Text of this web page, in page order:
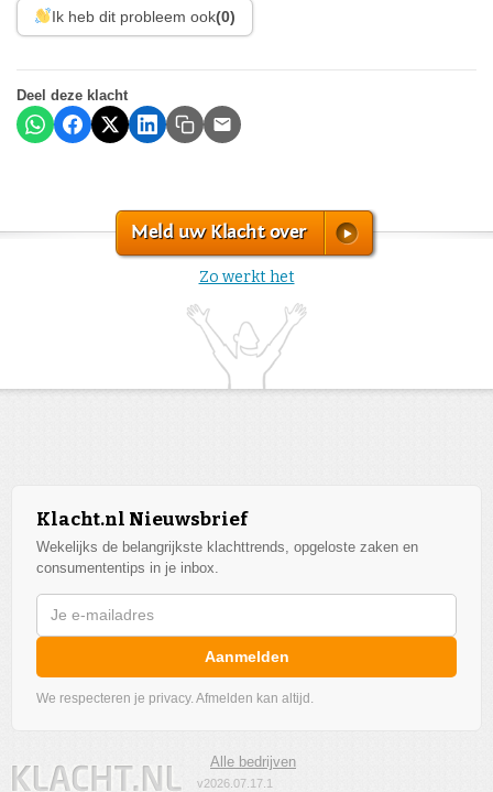
Ik heb dit probleem ook(0)
Deel deze klacht
Meld uw Klacht over
Zo werkt het
Klacht.nl Nieuwsbrief
Wekelijks de belangrijkste klachttrends, opgeloste zaken en
consumententips in je inbox.
Aanmelden
We respecteren je privacy. Afmelden kan altijd.
Alle bedrijven
v2026.07.17.1